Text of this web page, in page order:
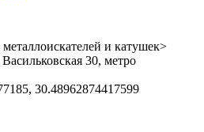
и катушек>
30, метро
30.48962874417599